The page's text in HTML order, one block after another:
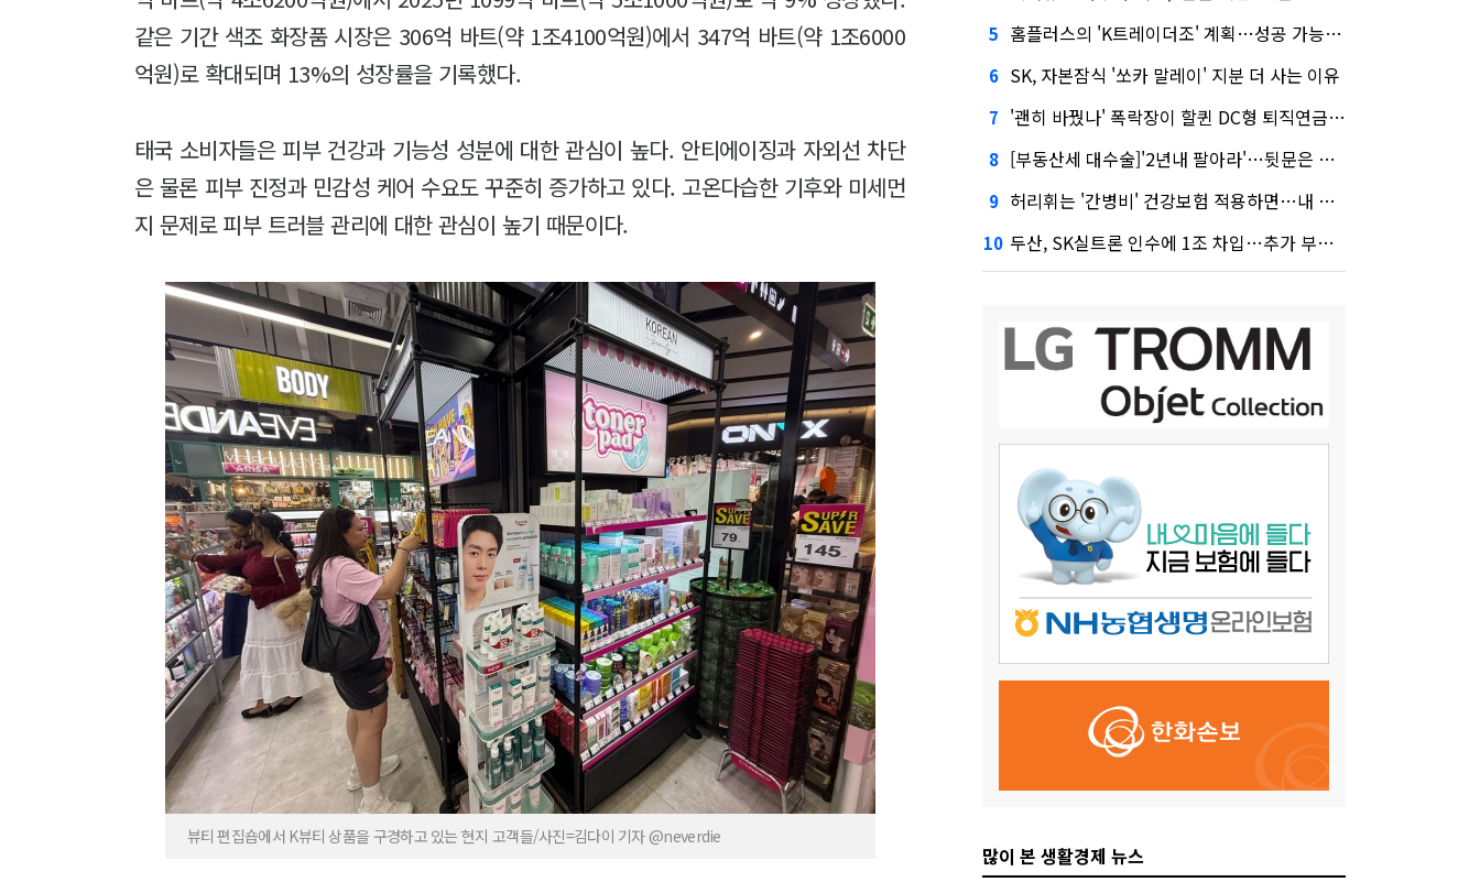
같은 기간 색조 화장품 시장은 306억 바트(약 1조4100억원)에서 347억 바트(약 1조6000
억원)로 확대되며 13%의 성장률을 기록했다.
태국 소비자들은 피부 건강과 기능성 성분에 대한 관심이 높다. 안티에이징과 자외선 차단
은 물론 피부 진정과 민감성 케어 수요도 꾸준히 증가하고 있다. 고온다습한 기후와 미세먼
지 문제로 피부 트러블 관리에 대한 관심이 높기 때문이다.
뷰티 편집숍에서 K뷰티 상품을 구경하고 있는 현지 고객들/사진=김다이 기자 @neverdie
5 홈플러스의 'K트레이더조' 계획…성공 가능성은 '글쎄'
6 SK, 자본잠식 '쏘카 말레이' 지분 더 사는 이유
7 '괜히 바꿨나' 폭락장이 할퀸 DC형 퇴직연금…전문가 조언은
8 [부동산세 대수술]'2년내 팔아라'…뒷문은 열었다
9 허리휘는 '간병비' 건강보험 적용하면…내 간병보험은?
10 두산, SK실트론 인수에 1조 차입…추가 부담은?
많이 본 생활경제 뉴스